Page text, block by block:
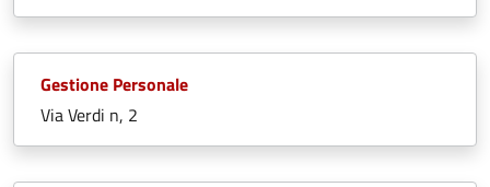
Gestione Personale
Via Verdi n, 2